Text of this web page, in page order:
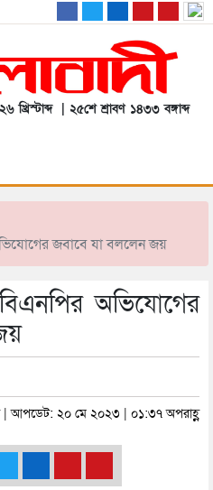
খ্রিস্টাব্দ | ২৫শে শ্রাবণ ১৪৩৩ বঙ্গাব্দ
জবাবে যা বললেন জয়
অভিযোগের
| আপডেট: ২০ মে ২০২৩ | ০১:৩৭ অপরাহ্ণ